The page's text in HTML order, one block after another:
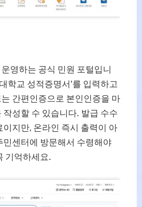
영하는 공식 민원 포털입니
학교 성적증명서'를 입력하고
간편인증으로 본인인증을 마
작성할 수 있습니다. 발급 수수
이지만, 온라인 즉시 출력이 아
민센터에 방문해서 수령해야
기억하세요.